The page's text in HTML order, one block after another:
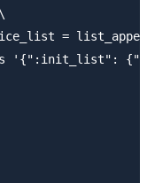
=
'{":init_list":